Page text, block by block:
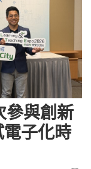
參與創新
子化時